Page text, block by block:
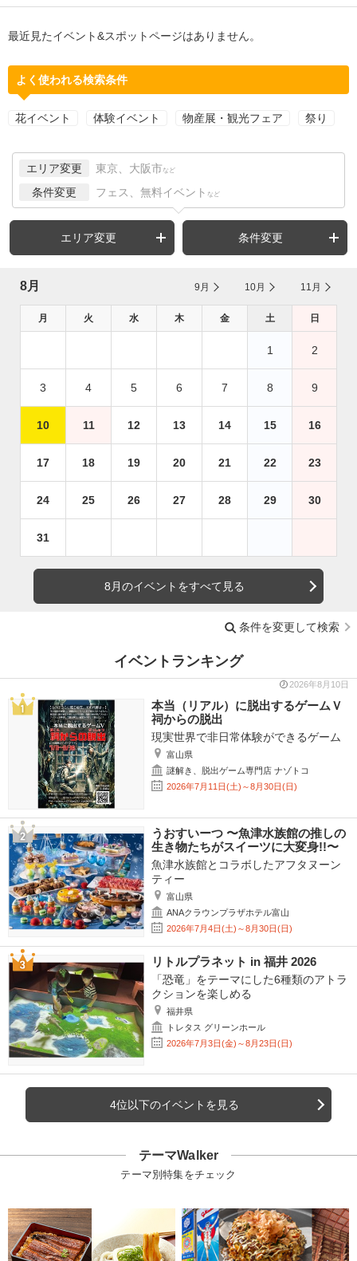
最近見たイベント&スポットページはありません。
よく使われる検索条件
花イベント 体験イベント 物産展・観光フェア 祭り
エリア変更 東京、大阪市 など
条件変更 フェス、無料イベント など
エリア変更 条件変更
8月 9月 10月 11月
月 火 水 木 金 土 日
1 2
3 4 5 6 7 8 9
10 11 12 13 14 15 16
17 18 19 20 21 22 23
24 25 26 27 28 29 30
31
8月のイベントをすべて見る
条件を変更して検索
イベントランキング
2026年8月10日
本当（リアル）に脱出するゲームＶ
祠からの脱出
現実世界で非日常体験ができるゲーム
富山県
謎解き、脱出ゲーム専門店 ナゾトコ
2026年7月11日(土)～8月30日(日)
うおすいーつ 〜魚津水族館の推しの
生き物たちがスイーツに大変身!!〜
魚津水族館とコラボしたアフタヌーン
ティー
富山県
ANAクラウンプラザホテル富山
2026年7月4日(土)～8月30日(日)
リトルプラネット in 福井 2026
「恐竜」をテーマにした6種類のアトラ
クションを楽しめる
福井県
トレタス グリーンホール
2026年7月3日(金)～8月23日(日)
4位以下のイベントを見る
テーマWalker
テーマ別特集をチェック